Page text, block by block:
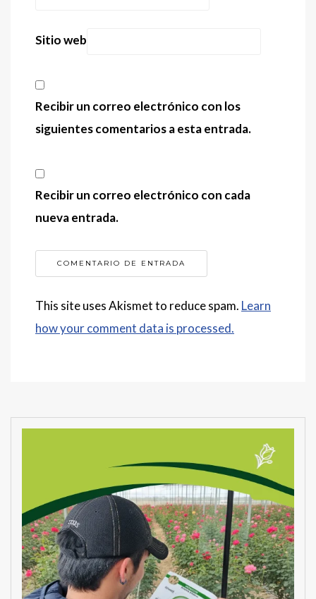
Sitio web
Recibir un correo electrónico con los
siguientes comentarios a esta entrada.
Recibir un correo electrónico con cada
nueva entrada.
This site uses Akismet to reduce spam. Learn
how your comment data is processed.